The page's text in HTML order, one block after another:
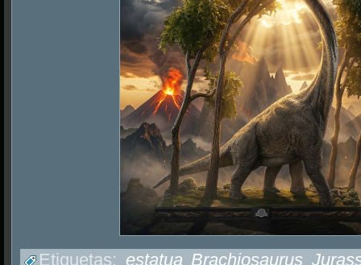
Etiquetas: estatua Brachiosaurus